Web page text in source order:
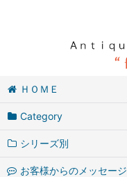
ＨＯＭＥ
Category
シリーズ別
お客様からのメッセージ